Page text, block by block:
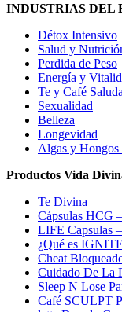
INDUSTRIAS DEL
Détox Intensivo
Salud y
Perdida de Peso
Energía y
Te y Café
Sexualidad
Belleza
Longevidad
Algas y Hongos
Productos Vida
Te Divina
Cápsulas HCG
LIFE Capsulas
¿Qué es
Cheat
Cuidado De La
Sleep N Lose
Café SCULPT